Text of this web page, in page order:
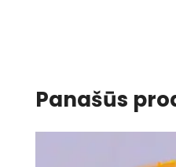
Panašūs